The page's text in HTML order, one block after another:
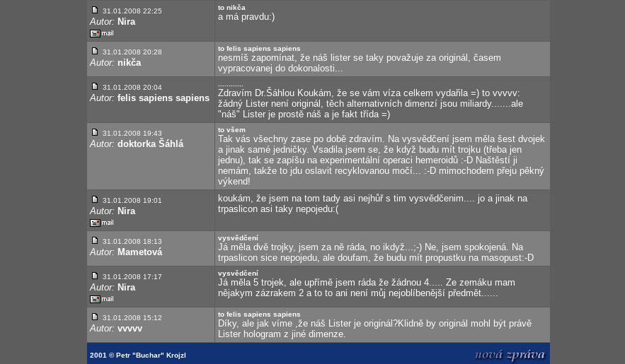
31.01.2008 22:25
Autor: Nira
to nikča
a má pravdu:)
31.01.2008 20:28
Autor: nikča
to felis sapiens sapiens
nesmíš zapomínat, že náš lister se taky považuje za originál, časem
vypracovanej do dokonalosti...
31.01.2008 20:04
Autor: felis sapiens sapiens
Zdravím Dr.Šáhlou Koukám, že se vám víza celkem vydařila =) to vvvvv:
žádný Lister není originál, těch alternativních dimenzí jsou miliardy.......ale
"náš" Lister je prostě náš a je fakt třída =)
31.01.2008 19:43
Autor: doktorka Šáhlá
to všem
Tak vás všechny zase po době zdravím. Na vysvědčení jsem měla šest dvojek
a jinak samé jedničky. Vsadila jsem se, že když budu mít trojku (třeba jen
jednu), tak se zapíšu na experimentální operaci hemeroidů :-D Naštěstí ji
nemám, takže to jdu oslavit recyklovanou močí... :-D mimochodem přeju pěkný
výkend!
31.01.2008 19:01
Autor: Nira
koukám, že jsem na tom tady asi nejhůř s tim vysvědčenim.... jo a jinak na
trpaslicon asi taky nepojedu:(
31.01.2008 18:13
Autor: Mametová
vysvědčení
Já měla dvě trojky, jsem za ně ráda, no ikdyž...;-) Ne, jsem spokojená. Na
trpaslicon sice nepojedu, ale doufam, že budu mít propustku na masopust:-D
31.01.2008 17:17
Autor: Nira
vysvědčení
Já měla 5 trojek, ale upřímě jsem ráda že žádnou 4..... Ze zemáku mam
nějakym zázrakem 2 a to to ani není můj nejoblíbenější předmět......
31.01.2008 15:12
Autor: vvvvv
to felis sapiens sapiens
Díky, ale jak víme ,že náš Lister je originál?Klidně by originál mohl být právě
Lister hologram z jiné dimenze.
2001 © Petr "Buchar" Krojzl